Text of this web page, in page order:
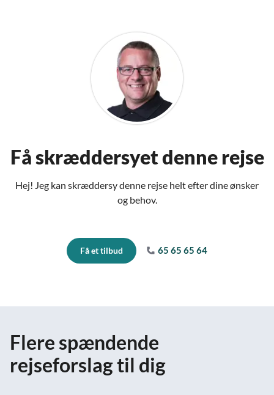
Få skræddersyet denne rejse
Hej! Jeg kan skræddersy denne rejse helt efter dine ønsker
og behov.
Få et tilbud 65 65 65 64
Flere spændende
rejseforslag til dig